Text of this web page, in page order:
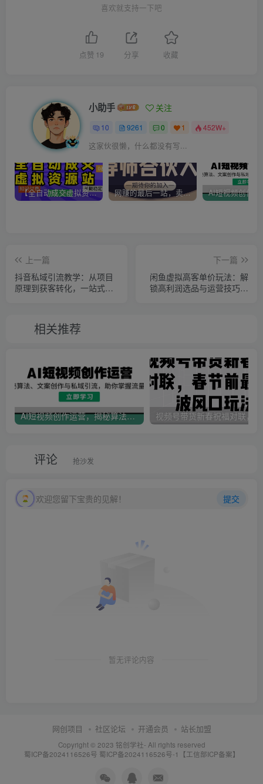
喜欢就支持一下吧
点赞 19 分享 收藏
小助手 关注
10 9261 0 1 452W+
这家伙很懒，什么都没有写...
【全自动成交虚拟资源站】站长唯一陪跑项目！月入10W+~长期稳定~ 网赚的最后一站，卖项目！做网赚顶级猎食者~
上一篇
抖音私域引流教学：从项目
原理到获客转化，一站式学
下一篇
闲鱼虚拟高客单价玩法：解
锁高利润选品与运营技巧，
相关推荐
AI短视频创作运营，揭秘算法、文案创作与私域引流，助你掌握流量密码
评论 抢沙发
欢迎您留下宝贵的见解！ 提交
暂无评论内容
网创项目 社区论坛 开通会员 站长加盟
Copyright © 2023 铭创学社- All rights reserved
蜀ICP备2024116526号 蜀ICP备2024116526号-1【工信部ICP备案】